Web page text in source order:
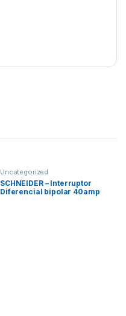
Uncategorized
SCHNEIDER – Interruptor
Diferencial bipolar 40amp